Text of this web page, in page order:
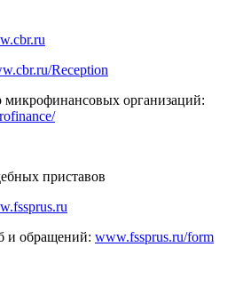
Reception
микрофинансовых организаций:
приставов
и обращений: www.fssprus.ru/form